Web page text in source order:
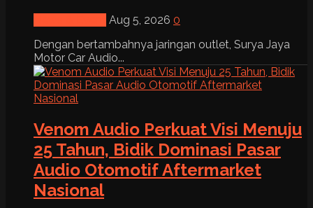
Aug 5, 2026 0
Dengan bertambahnya jaringan outlet, Surya Jaya
Motor Car Audio...
Venom Audio Perkuat Visi Menuju
25 Tahun, Bidik Dominasi Pasar
Audio Otomotif Aftermarket
Nasional